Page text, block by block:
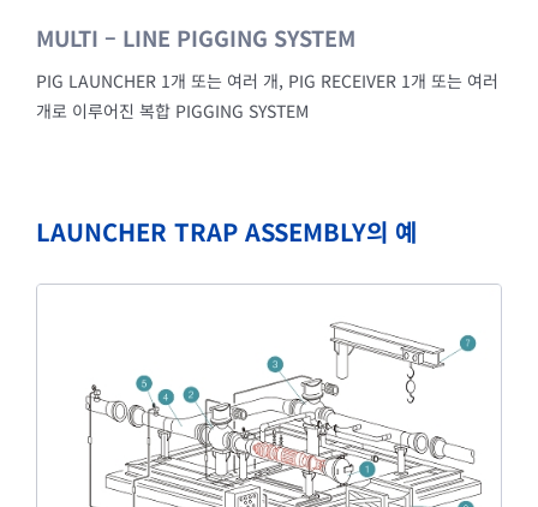
MULTI – LINE PIGGING SYSTEM
PIG LAUNCHER 1개 또는 여러 개, PIG RECEIVER 1개 또는 여러
개로 이루어진 복합 PIGGING SYSTEM
LAUNCHER TRAP ASSEMBLY의 예